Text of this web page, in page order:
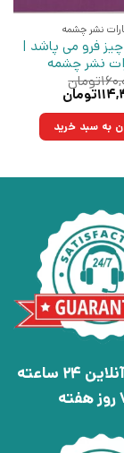
نشر چشمه
فرو می پاشد |
نشر چشمه
تومان
۱۶۰,۰۰۰تومان
تومان
۱۱۴,۴۰۰تومان.به سبد خرید
پشتیبانی آنلاین 24 ساعته